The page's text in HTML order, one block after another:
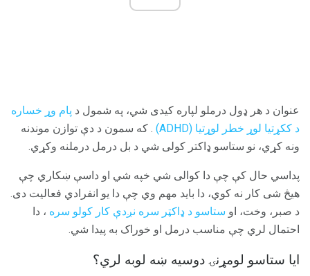
عنوان د هر ډول درملو لپاره کیدی شي، په شمول د پام وړ خساره
د ککړتیا لوړ خطر لوړتیا (ADHD)
. که سمون د دې توازن موندنه
ونه کړي، نو ستاسو ډاکتر کولی شي د بل درمل درملنه وکړي.
پداسي حال کې چې دا کوالی شي خپه شي او داسې ښکاري چې
هیڅ شی کار نه کوي، دا باید مهم وي چې دا یو انفرادي فعالیت دی.
د صبر، وخت، او ستاسو د ډاکټر سره نږدې کار کولو سره ، دا
احتمال لري چې مناسب درمل او خوراک به پیدا شي.
ایا ستاسو لومړنۍ دوسیه ښه لوبه لري؟